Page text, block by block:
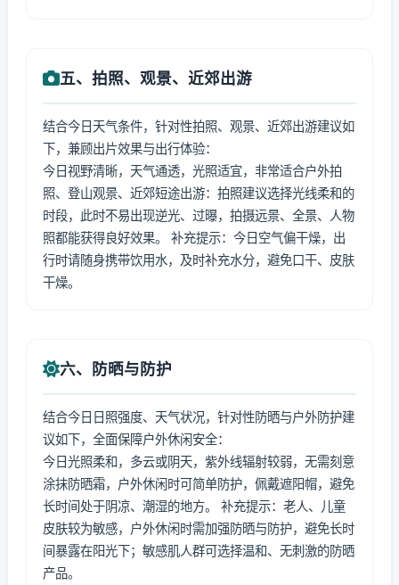
五、拍照、观景、近郊出游
结合今日天气条件，针对性拍照、观景、近郊出游建议如
下，兼顾出片效果与出行体验：
今日视野清晰，天气通透，光照适宜，非常适合户外拍
照、登山观景、近郊短途出游：拍照建议选择光线柔和的
时段，此时不易出现逆光、过曝，拍摄远景、全景、人物
照都能获得良好效果。 补充提示：今日空气偏干燥，出
行时请随身携带饮用水，及时补充水分，避免口干、皮肤
干燥。
六、防晒与防护
结合今日日照强度、天气状况，针对性防晒与户外防护建
议如下，全面保障户外休闲安全：
今日光照柔和，多云或阴天，紫外线辐射较弱，无需刻意
涂抹防晒霜，户外休闲时可简单防护，佩戴遮阳帽，避免
长时间处于阴凉、潮湿的地方。 补充提示：老人、儿童
皮肤较为敏感，户外休闲时需加强防晒与防护，避免长时
间暴露在阳光下；敏感肌人群可选择温和、无刺激的防晒
产品。